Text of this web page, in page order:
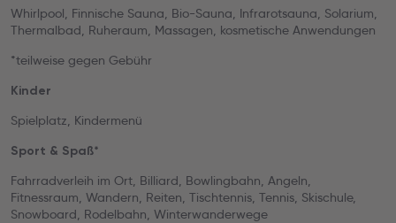
Whirlpool, Finnische Sauna, Bio-Sauna, Infrarotsauna, Solarium,
Thermalbad, Ruheraum, Massagen, kosmetische Anwendungen
*teilweise gegen Gebühr
Kinder
Spielplatz, Kindermenü
Sport & Spaß*
Fahrradverleih im Ort, Billiard, Bowlingbahn, Angeln,
Fitnessraum, Wandern, Reiten, Tischtennis, Tennis, Skischule,
Snowboard, Rodelbahn, Winterwanderwege